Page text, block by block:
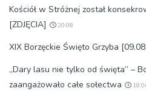
Kościół w Stróżnej został
[ZDJĘCIA]
20:08
XIX Borzęckie Święto Grzyba
„Dary lasu nie tylko od święta” –
zaangażowało całe sołectwa